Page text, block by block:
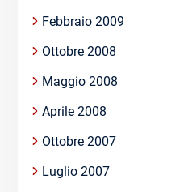
Febbraio 2009
Ottobre 2008
Maggio 2008
Aprile 2008
Ottobre 2007
Luglio 2007